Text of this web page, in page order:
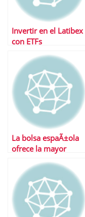
Invertir en el Latibex
con ETFs
La bolsa espaÃ±ola
ofrece la mayor
dividendo en tiempos
de crisis